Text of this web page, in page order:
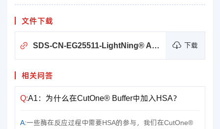
文件下载
下载
SDS-CN-EG25511-LightNing® AatII
相关问答
Q:A1：为什么在CutOne® Buffer中加入HSA？
A:一些酶在反应过程中需要HSA的参与，我们在CutOne®